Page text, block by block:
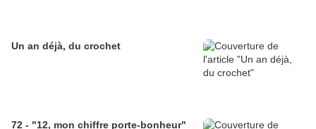
Un an déjà, du crochet
72 - "12, mon chiffre porte-bonheur"